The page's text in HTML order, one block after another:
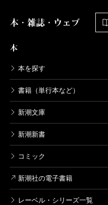
本・雑誌・ウェブ
本
本を探す
書籍（単行本など）
新潮文庫
新潮新書
コミック
新潮社の電子書籍
レーベル・シリーズ一覧